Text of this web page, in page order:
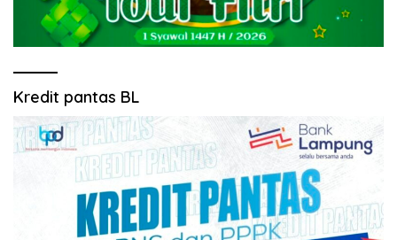
Kredit pantas BL